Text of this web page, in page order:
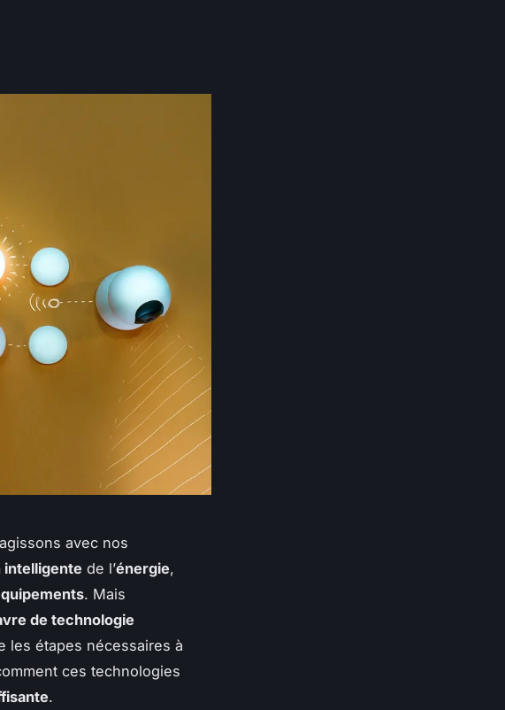
avec nos
intelligente de l’énergie,
. Mais
de technologie
les étapes nécessaires à
ces technologies
.